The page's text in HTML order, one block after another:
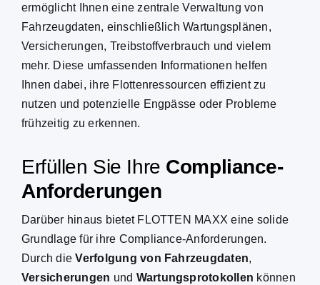
ermöglicht Ihnen eine zentrale Verwaltung von
Fahrzeugdaten, einschließlichWartungsplänen,
Versicherungen, Treibstoffverbrauch und vielem
mehr. Diese umfassenden Informationen helfen
Ihnen dabei, ihre Flottenressourcen effizient zu
nutzen und potenzielle Engpässe oder Probleme
frühzeitig zu erkennen.
Erfüllen Sie Ihre Compliance-
Anforderungen
Darüber hinaus bietet FLOTTEN MAXX eine solide
Grundlage für ihre Compliance-Anforderungen.
Durch dieVerfolgung von Fahrzeugdaten,
Versicherungen und Wartungsprotokollen können